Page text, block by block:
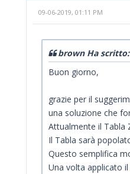
09-06-2019, 01:11 PM
brown Ha scritto:
Buon giorno,
grazie per il
una soluzione che
Attualmente il Tabla
Il Tabla sarà
Questo semplifica
Una volta applicato